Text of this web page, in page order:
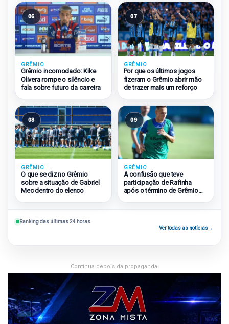
06
GRÊMIO
Grêmio incomodado: Kike
Olivera rompe o silêncio e
fala sobre futuro da carreira
07
GRÊMIO
Por que os últimos jogos
fizeram o Grêmio abrir mão
de trazer mais um reforço
08
GRÊMIO
O que se diz no Grêmio
sobre a situação de Gabriel
Mec dentro do elenco
09
GRÊMIO
A confusão que teve
participação de Rafinha
após o término de Grêmio
Ranking das últimas 24 horas
Ver todas as notícias→
Continua depois da propaganda.